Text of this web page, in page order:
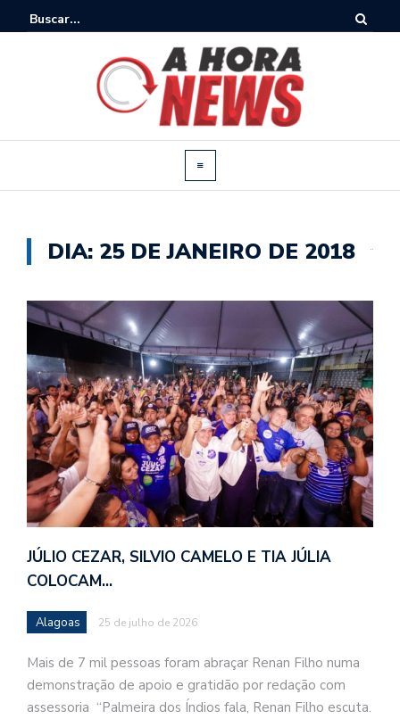
DIA: 25 DE JANEIRO DE 2018
JÚLIO CEZAR, SILVIO CAMELO E TIA JÚLIA
COLOCAM…
Alagoas 25 de julho de 2026
Mais de 7 mil pessoas foram abraçar Renan Filho numa
demonstração de apoio e gratidão por redação com
assessoria “Palmeira dos Índios fala, Renan Filho escuta.